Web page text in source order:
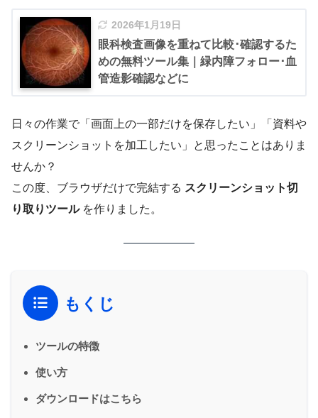
2026年1月19日
眼科検査画像を重ねて比較･確認するた
めの無料ツール集｜緑内障フォロー･血
管造影確認などに
日々の作業で「画面上の一部だけを保存したい」「資料や
スクリーンショットを加工したい」と思ったことはありま
せんか？
この度、ブラウザだけで完結する スクリーンショット切
り取りツールを作りました。
もくじ
ツールの特徴
使い方
ダウンロードはこちら